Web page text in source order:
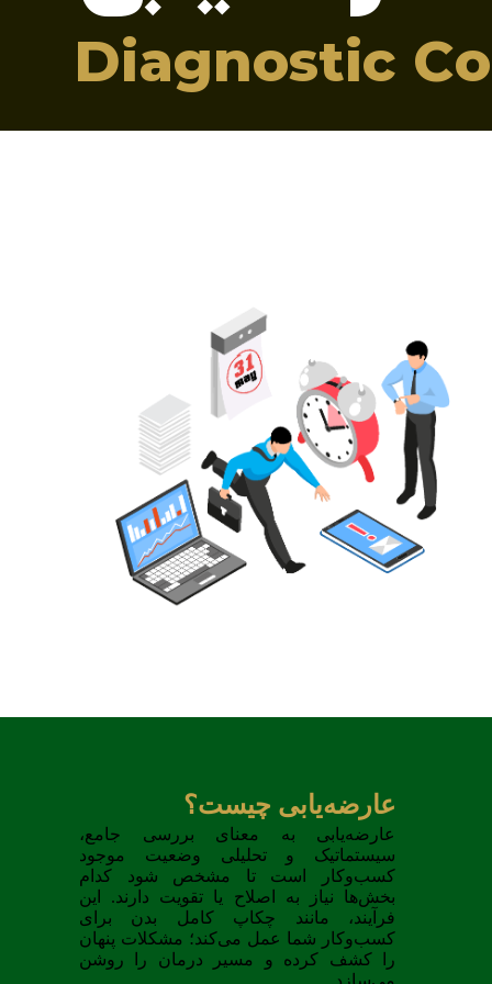
Diagnostic
عارضه‌یابی چیست؟
عارضه‌یابی به معنای بررسی جامع،
سیستماتیک و تحلیلی وضعیت موجود
کسب‌وکار است تا مشخص شود کدام
بخش‌ها نیاز به اصلاح یا تقویت دارند. این
فرآیند، مانند چکاپ کامل بدن برای
کسب‌وکار شما عمل می‌کند؛ مشکلات پنهان
را کشف کرده و مسیر درمان را روشن